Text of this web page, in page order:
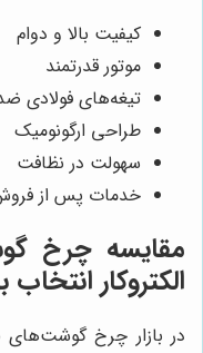
کیفیت بالا و دوام
موتور قدرتمند
تیغه‌های فولادی
طراحی ارگونومیک
سهولت در نظافت
خدمات پس از
مقایسه چرخ
الکتروکار
در بازار چرخ گوشت‌های